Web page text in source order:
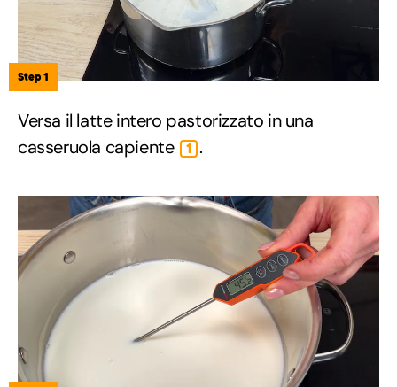
Step 1
Versa il latte intero pastorizzato in una
casseruola capiente
1 .